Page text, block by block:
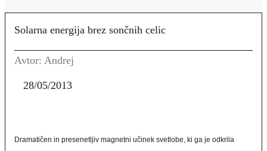
Solarna energija brez sončnih celic
Avtor: Andrej
28/05/2013
Dramatičen in presenetljiv magnetni učinek svetlobe, ki ga je odkrila